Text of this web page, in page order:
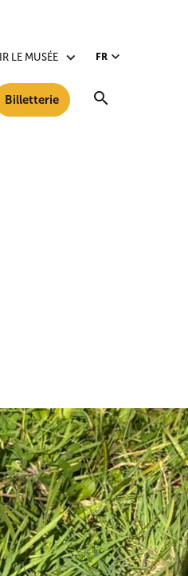
Billetterie
LE MUSÉE FR